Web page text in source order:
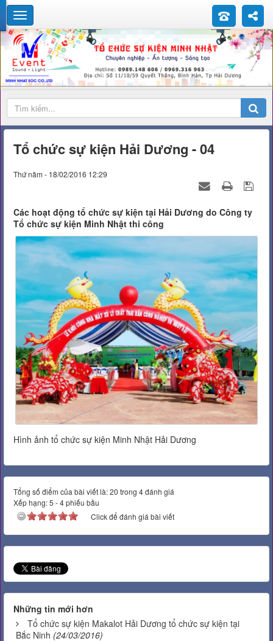
Tổ chức sự kiện Hải Dương - 04
Thứ năm - 18/02/2016 12:29
Các hoạt động tổ chức sự kiện tại Hải Dương do Công ty
Tổ chức sự kiện Minh Nhật thi công
Hình ảnh tổ chức sự kiện Minh Nhật Hải Dương
Tổng số điểm của bài viết là: 20 trong 4 đánh giá
Xếp hạng:5 -4phiếu bầu
Click để đánh giá bài viết
Những tin mới hơn
Tổ chức sự kiện Makalot Hải Dương tổ chức sự kiện tại
Bắc Ninh (24/03/2016)